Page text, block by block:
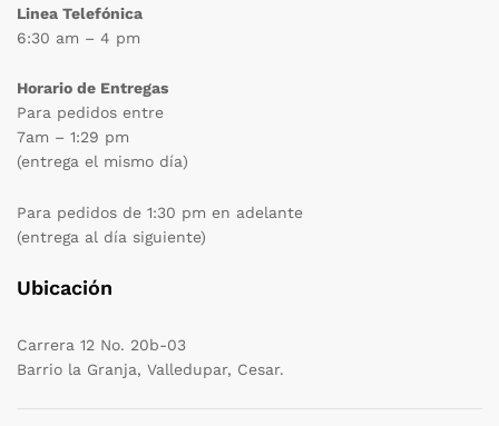
Linea Telefónica
6:30 am – 4 pm
Horario de Entregas
Para pedidos entre
7am – 1:29 pm
(entrega el mismo día)
Para pedidos de 1:30 pm en adelante
(entrega al día siguiente)
Ubicación
Carrera 12 No. 20b-03
Barrio la Granja, Valledupar, Cesar.